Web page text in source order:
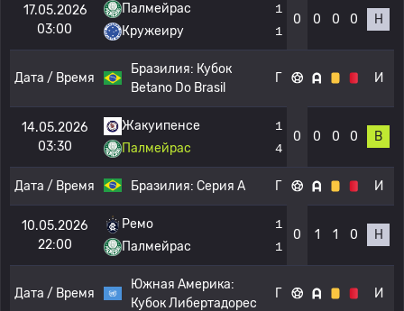
17.05.2026
03:00
Палмейрас
Кружеиру
1
1
0 0 0 0 Н
Дата / Время
Бразилия: Кубок
Betano Do Brasil
Г И
14.05.2026
03:30
Жакуипенсе
Палмейрас
1
4
0 0 0 0 В
Дата / Время Бразилия: Серия А Г И
10.05.2026
22:00
Ремо
Палмейрас
1
1
0 1 1 0 Н
Дата / Время
Южная Америка:
Кубок Либертадорес
Г И